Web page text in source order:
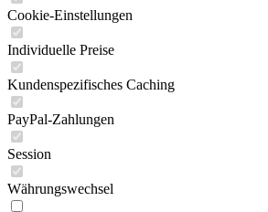
Cookie-Einstellungen
Individuelle Preise
Kundenspezifisches Caching
PayPal-Zahlungen
Session
Währungswechsel